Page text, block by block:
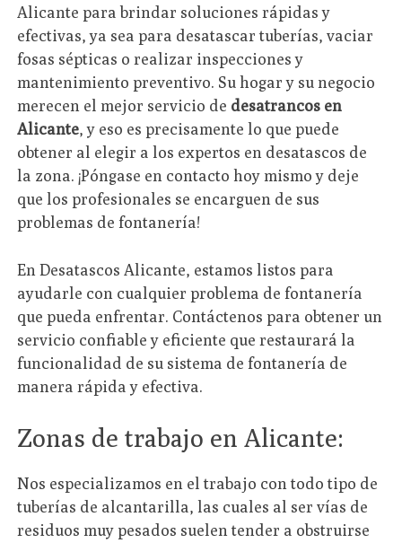
Alicante para brindar soluciones rápidas y
efectivas, ya sea para desatascar tuberías, vaciar
fosas sépticas o realizar inspecciones y
mantenimiento preventivo. Su hogar y su negocio
merecen el mejor servicio de desatrancos en
Alicante, y eso es precisamente lo que puede
obtener al elegir a los expertos en desatascos de
la zona. ¡Póngase en contacto hoy mismo y deje
que los profesionales se encarguen de sus
problemas de fontanería!
En Desatascos Alicante, estamos listos para
ayudarle con cualquier problema de fontanería
que pueda enfrentar. Contáctenos para obtener un
servicio confiable y eficiente que restaurará la
funcionalidad de su sistema de fontanería de
manera rápida y efectiva.
Zonas de trabajo en Alicante:
Nos especializamos en el trabajo con todo tipo de
tuberías de alcantarilla, las cuales al ser vías de
residuos muy pesados suelen tender a obstruirse